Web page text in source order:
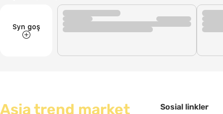
Syn goş
Asia trend market Sosial linkler